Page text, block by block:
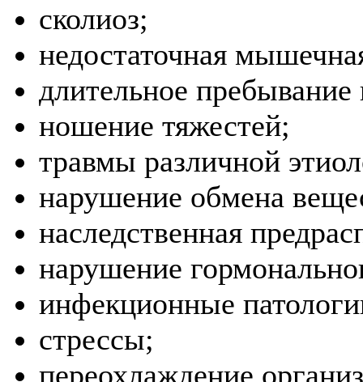
сколиоз;
недостаточная
длительное
ношение тяжестей;
травмы различной
нарушение обмена
наследственная
нарушение
инфекционные
стрессы;
переохлаждение